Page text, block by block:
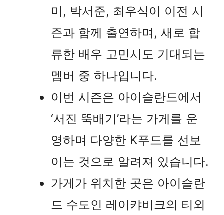
미, 박서준, 최우식이 이전 시
즌과 함께 출연하며, 새로 합
류한 배우 고민시도 기대되는
멤버 중 하나입니다.
이번 시즌은 아이슬란드에서
‘서진 뚝배기’라는 가게를 운
영하며 다양한 K푸드를 선보
이는 것으로 알려져 있습니다.
가게가 위치한 곳은 아이슬란
드 수도인 레이캬비크의 티외